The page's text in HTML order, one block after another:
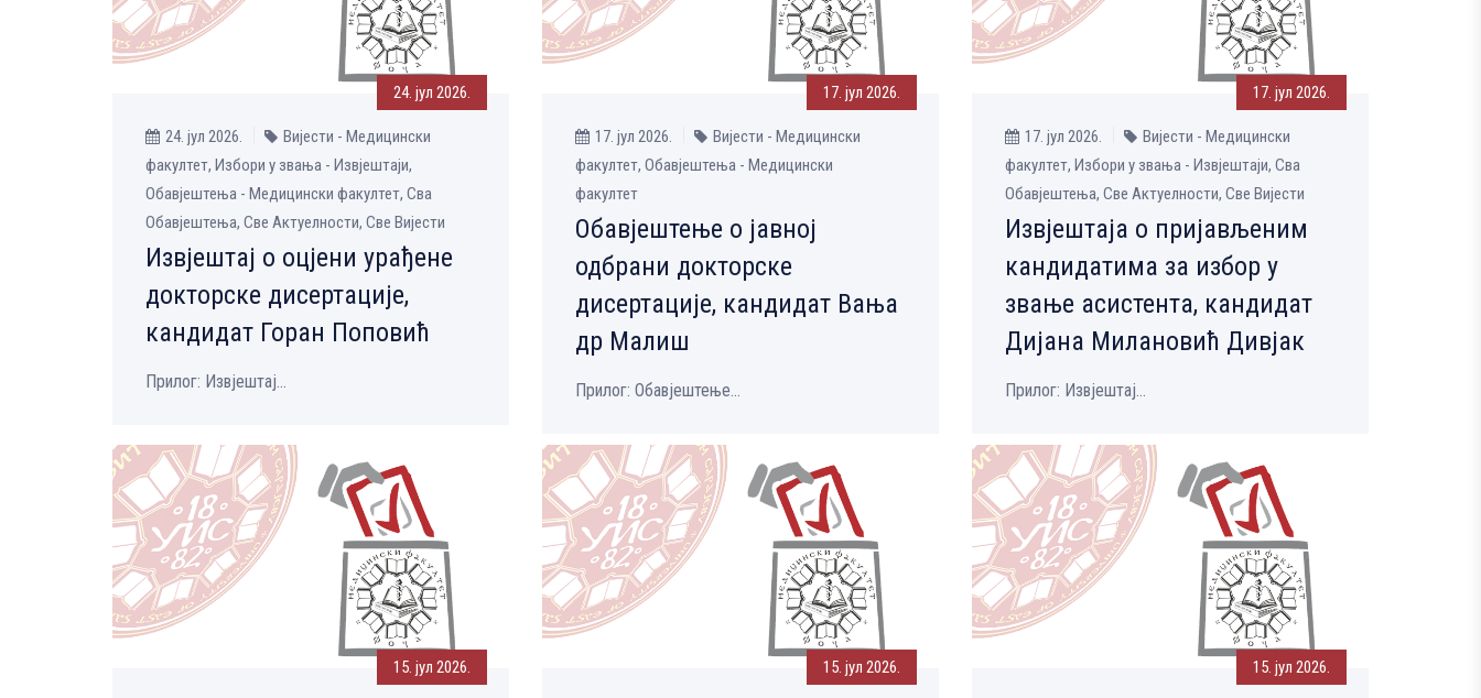
24. јул 2026.
24. јул 2026.
Вијести - Медицински
факултет, Избори у звања - Извјештаји,
Обавјештења - Медицински факултет, Сва
Обавјештења, Све Aктуелности, Све Вијести
Извјештај о оцјени урађене
докторске дисертације,
кандидат Горан Поповић
Прилог: Извјештај...
17. јул 2026.
17. јул 2026.
Вијести - Медицински
факултет, Обавјештења - Медицински
факултет
Обавјештење о јавној
одбрани докторске
дисертације, кандидат Вања
др Малиш
Прилог: Обавјештење...
17. јул 2026.
17. јул 2026.
Вијести - Медицински
факултет, Избори у звања - Извјештаји, Сва
Обавјештења, Све Aктуелности, Све Вијести
Извјештаја о пријављеним
кандидатима за избор у
звање асистента, кандидат
Дијана Милановић Дивјак
Прилог: Извјештај...
15. јул 2026. 15. јул 2026. 15. јул 2026.